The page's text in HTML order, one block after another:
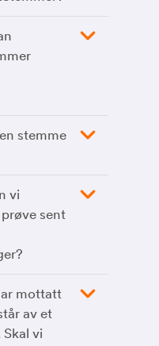
stemme
vi
sent
mottatt
av et
vi